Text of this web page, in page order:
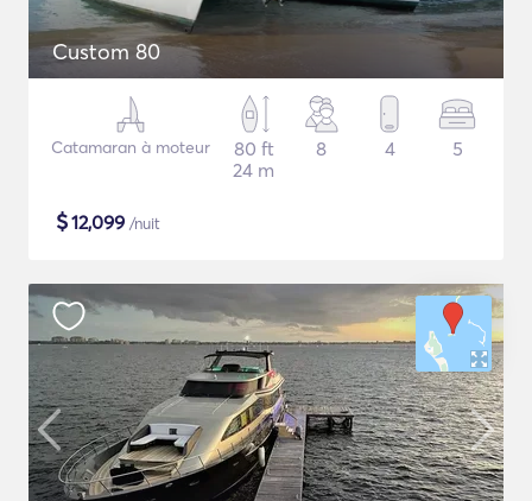
Custom 80
Catamaran à moteur
80 ft
24 m
8 4 5
$12,099 /nuit